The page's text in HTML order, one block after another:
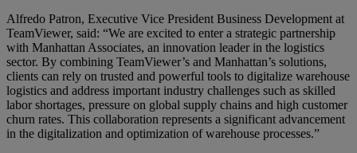
Alfredo Patron, Executive Vice President Business Development at
TeamViewer, said: “We are excited to enter a strategic partnership
with Manhattan Associates, an innovation leader in the logistics
sector. By combining TeamViewer’s and Manhattan’s solutions,
clients can rely on trusted and powerful tools to digitalize warehouse
logistics and address important industry challenges such as skilled
labor shortages, pressure on global supply chains and high customer
churn rates. This collaboration represents a significant advancement
in the digitalization and optimization of warehouse processes.”